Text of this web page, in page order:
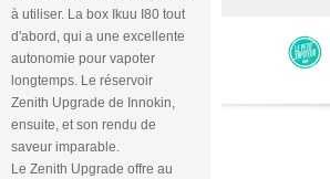
à utiliser. La box Ikuu I80 tout
d'abord, qui a une excellente
autonomie pour vapoter
longtemps. Le réservoir
Zenith Upgrade de Innokin,
ensuite, et son rendu de
saveur imparable.
Le Zenith Upgrade offre au